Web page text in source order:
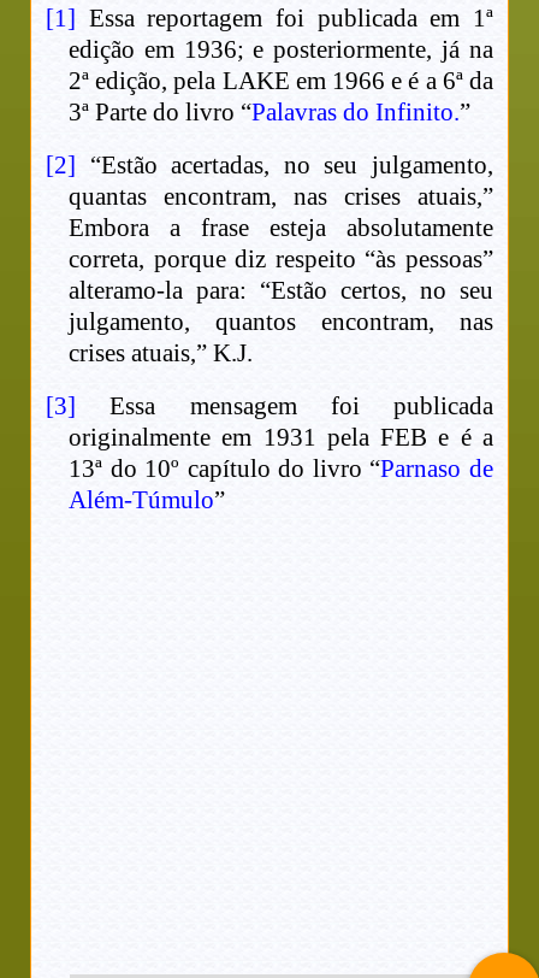
[1] Essa reportagem foi publicada em 1ª
edição em 1936; e posteriormente, já na
2ª edição, pela LAKE em 1966 e é a 6ª da
3ª Parte do livro “Palavras do Infinito.”
[2] “Estão acertadas, no seu julgamento,
quantas encontram, nas crises atuais,”
Embora a frase esteja absolutamente
correta, porque diz respeito “às pessoas”
alteramo-la para: “Estão certos, no seu
julgamento, quantos encontram, nas
crises atuais,” K.J.
[3] Essa mensagem foi publicada
originalmente em 1931 pela FEB e é a
13ª do 10º capítulo do livro “Parnaso de
Além-Túmulo”